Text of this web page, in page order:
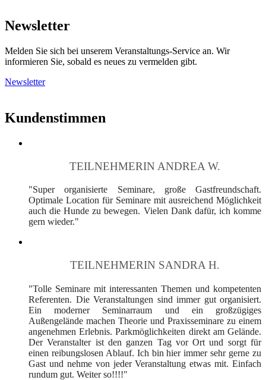
Newsletter
Melden Sie sich bei unserem Veranstaltungs-Service an. Wir
informieren Sie, sobald es neues zu vermelden gibt.
Newsletter
Kundenstimmen
TEILNEHMERIN ANDREA W.
"Super organisierte Seminare, große Gastfreundschaft.
Optimale Location für Seminare mit ausreichend Möglichkeit
auch die Hunde zu bewegen. Vielen Dank dafür, ich komme
gern wieder."
TEILNEHMERIN SANDRA H.
"Tolle Seminare mit interessanten Themen und kompetenten
Referenten. Die Veranstaltungen sind immer gut organisiert.
Ein moderner Seminarraum und ein großzügiges
Außengelände machen Theorie und Praxisseminare zu einem
angenehmen Erlebnis. Parkmöglichkeiten direkt am Gelände.
Der Veranstalter ist den ganzen Tag vor Ort und sorgt für
einen reibungslosen Ablauf. Ich bin hier immer sehr gerne zu
Gast und nehme von jeder Veranstaltung etwas mit. Einfach
rundum gut. Weiter so!!!!"